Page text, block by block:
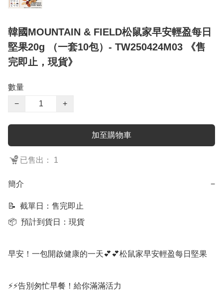
韓國MOUNTAIN & FIELD松鼠家早安輕盈每日
堅果20g （一套10包）- TW250424M03 《售
完即止，現貨》
數量
−
+
加至購物車
已售出： 1
簡介 −
📝  截單日：售完即止
📦  預計到貨日：現貨
早安！一包開啟健康的一天💕💕松鼠家早安輕盈每日堅果
⚡⚡告別匆忙早餐！給你滿滿活力